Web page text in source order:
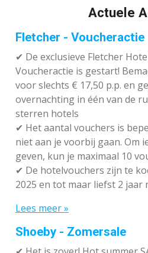
Actuele
Fletcher - Voucheractie
✔ De exclusieve Fletcher
Voucheractie is gestart!
voor slechts € 17,50 p.p. en
overnachting in één van de
sterren hotels
✔ Het aantal vouchers is
niet aan je voorbij gaan. Om
geven, kun je maximaal 10
✔ De hotelvouchers zijn te
2025 en tot maar liefst 2 jaar
Lees meer »
Shoeby - Zomersale